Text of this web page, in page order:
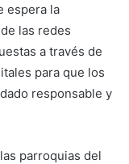
espera la
las redes
a través de
para que los
responsable y
parroquias del